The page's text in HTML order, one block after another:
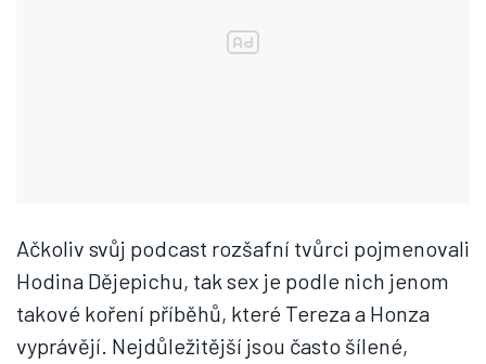
Ačkoliv svůj podcast rozšafní tvůrci pojmenovali
Hodina Dějepichu, tak sex je podle nich jenom
takové koření příběhů, které Tereza a Honza
vyprávějí. Nejdůležitější jsou často šílené,